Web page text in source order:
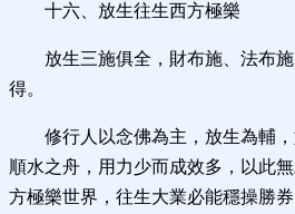
十六、放生往生西方極樂
放生三施俱全，財布施、法布
得。
修行人以念佛為主，放生為輔
順水之舟，用力少而成效多，以此
方極樂世界，往生大業必能穩操勝